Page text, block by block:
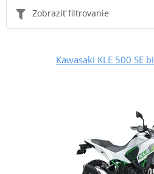
Zobraziť filtrovanie
Kawasaki KLE 500 SE